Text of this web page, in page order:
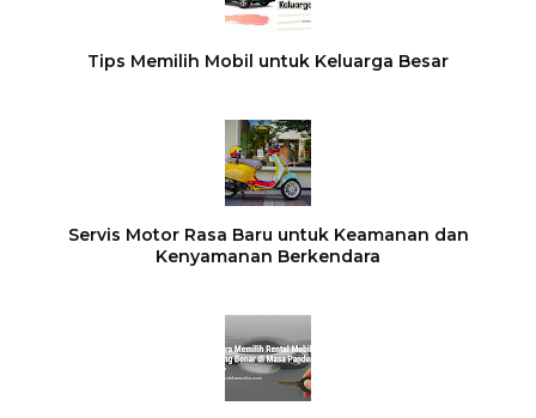
Tips Memilih Mobil untuk Keluarga Besar
Servis Motor Rasa Baru untuk Keamanan dan
Kenyamanan Berkendara